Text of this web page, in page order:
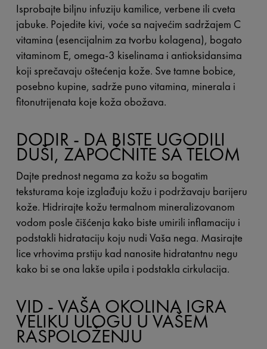
Isprobajte biljnu infuziju kamilice, verbene ili cveta
jabuke. Pojedite kivi, voće sa najvećim sadržajem C
vitamina (esencijalnim za tvorbu kolagena), bogato
vitaminom E, omega-3 kiselinama i antioksidansima
koji sprečavaju oštećenja kože. Sve tamne bobice,
posebno kupine, sadrže puno vitamina, minerala i
fitonutrijenata koje koža obožava.
DODIR - DA BISTE UGODILI
DUŠI, ZAPOČNITE SA TELOM
Dajte prednost negama za kožu sa bogatim
teksturama koje izglađuju kožu i podržavaju barijeru
kože. Hidrirajte kožu termalnom mineralizovanom
vodom posle čišćenja kako biste umirili inflamaciju i
podstakli hidrataciju koju nudi Vaša nega. Masirajte
lice vrhovima prstiju kad nanosite hidratantnu negu
kako bi se ona lakše upila i podstakla cirkulacija.
VID - VAŠA OKOLINA IGRA
VELIKU ULOGU U VAŠEM
RASPOLOŽENJU